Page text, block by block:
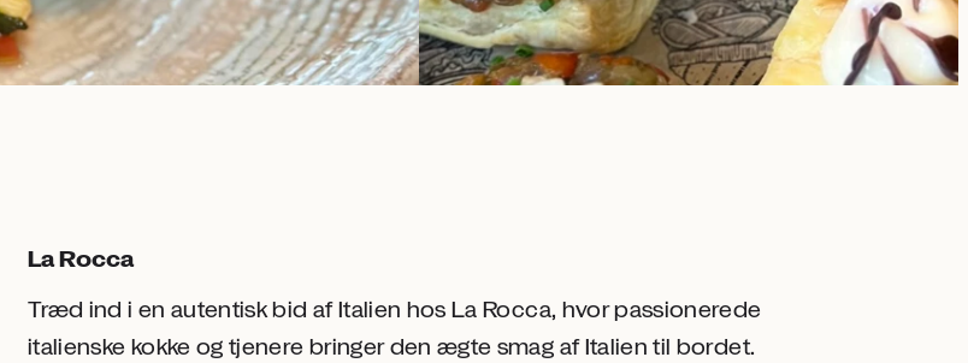
La Rocca
Træd ind i en autentisk bid af Italien hos La Rocca, hvor passionerede
italienske kokke og tjenere bringer den ægte smag af Italien til bordet.